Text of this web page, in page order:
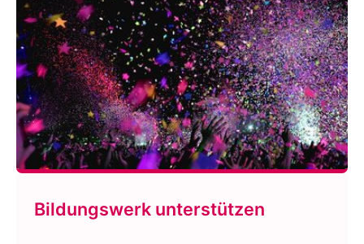
Bildungswerk unterstützen